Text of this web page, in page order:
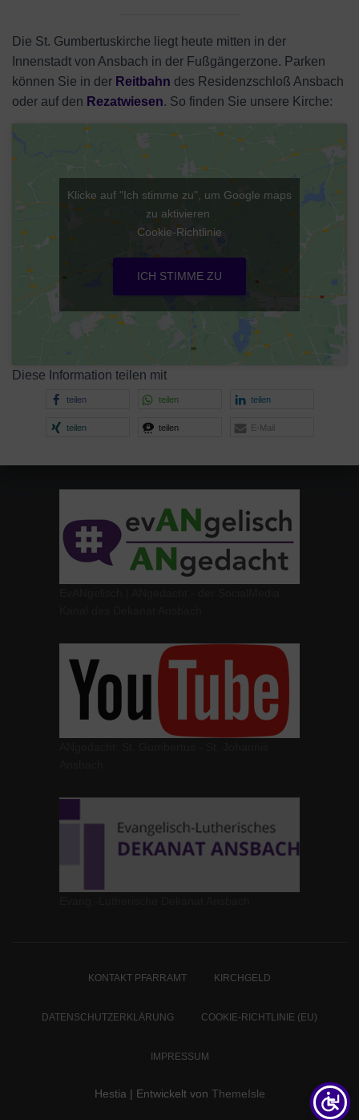
Die St. Gumbertuskirche liegt heute mitten in der
Innenstadt von Ansbach in der Fußgängerzone. Parken
können Sie in der Reitbahn des Residenzschloß Ansbach
oder auf den Rezatwiesen. So finden Sie unsere Kirche:
Klicke auf "Ich stimme zu", um Google maps
zu aktivieren
Cookie-Richtlinie
ICH STIMME ZU
Diese Information teilen mit
teilen teilen teilen
teilen teilen E-Mail
KONTAKT PFARRAMT KIRCHGELD
DATENSCHUTZERKLÄRUNG COOKIE-RICHTLINIE (EU)
IMPRESSUM
Hestia | Entwickelt von ThemeIsle